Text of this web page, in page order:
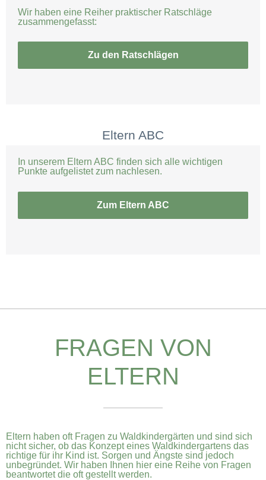
Wir haben eine Reiher praktischer Ratschläge
zusammengefasst:
Zu den Ratschlägen
Eltern ABC
In unserem Eltern ABC finden sich alle wichtigen
Punkte aufgelistet zum nachlesen.
Zum Eltern ABC
FRAGEN VON
ELTERN
Eltern haben oft Fragen zu Waldkindergärten und sind sich
nicht sicher, ob das Konzept eines Waldkindergartens das
richtige für ihr Kind ist. Sorgen und Ängste sind jedoch
unbegründet. Wir haben Ihnen hier eine Reihe von Fragen
beantwortet die oft gestellt werden.